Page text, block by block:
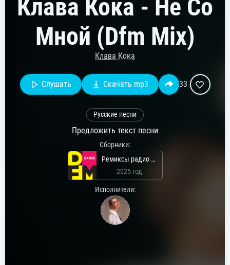
Клава Кока - Не Со
Мной (Dfm Mix)
Клава Кока
Слушать Скачать mp3 33
Русские песни
Предложить текст песни
Сборники:
Ремиксы радио DFM
2025 год
Исполнители: